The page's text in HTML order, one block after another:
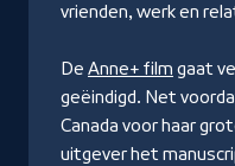
vrienden, werk en
De Anne+ film gaat
geëindigd. Net
Canada voor haar
uitgever het